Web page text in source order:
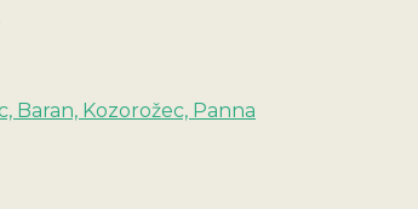
Baran, Kozorožec, Panna